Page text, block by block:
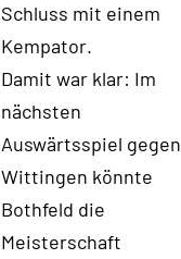
Schluss mit einem
Kempator.
Damit war klar: Im
nächsten
Auswärtsspiel gegen
Wittingen könnte
Bothfeld die
Meisterschaft